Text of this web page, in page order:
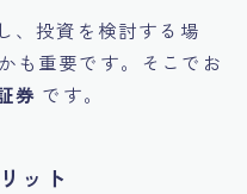
、投資を検討する場
も重要です。そこでお
券 です。
ット